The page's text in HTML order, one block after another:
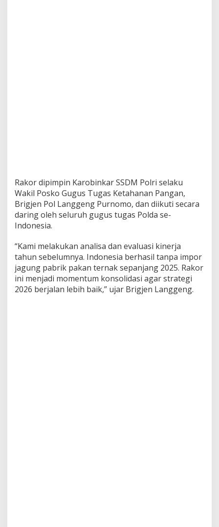
Rakor dipimpin Karobinkar SSDM Polri selaku
Wakil Posko Gugus Tugas Ketahanan Pangan,
Brigjen Pol Langgeng Purnomo, dan diikuti secara
daring oleh seluruh gugus tugas Polda se-
Indonesia.
“Kami melakukan analisa dan evaluasi kinerja
tahun sebelumnya. Indonesia berhasil tanpa impor
jagung pabrik pakan ternak sepanjang 2025. Rakor
ini menjadi momentum konsolidasi agar strategi
2026 berjalan lebih baik,” ujar Brigjen Langgeng.